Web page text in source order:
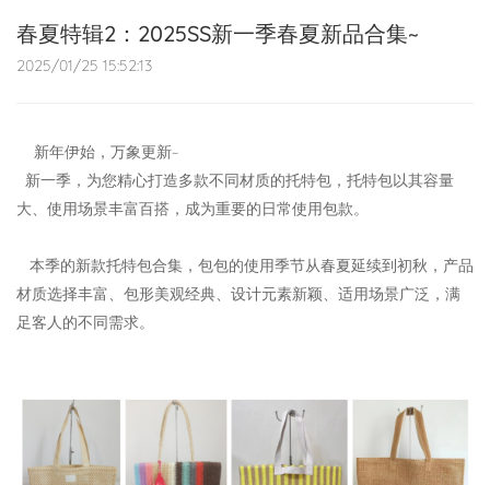
春夏特辑2：2025SS新一季春夏新品合集~
2025/01/25 15:52:13
新年伊始，万象更新~
新一季，为您精心打造多款不同材质的托特包，托特包以其容量
大、使用场景丰富百搭，成为重要的日常使用包款。
本季的新款托特包合集，包包的使用季节从春夏延续到初秋，产品
材质选择丰富、包形美观经典、设计元素新颖、适用场景广泛，满
足客人的不同需求。